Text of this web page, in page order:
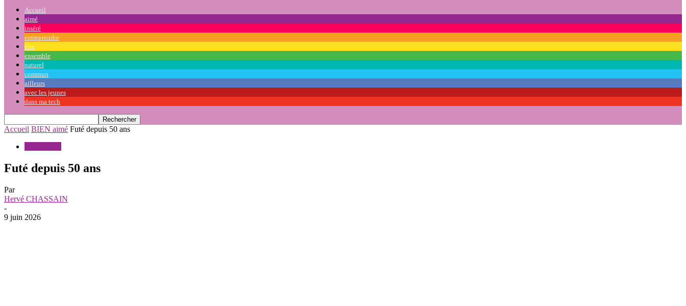
Accueil
aimé
inséré
entreprendre
être
ensemble
naturel
commun
ailleurs
avec les jeunes
dans ma tech
Accueil BIEN aimé Futé depuis 50 ans
Futé depuis 50 ans
Par
Hervé CHASSAIN
-
9 juin 2026